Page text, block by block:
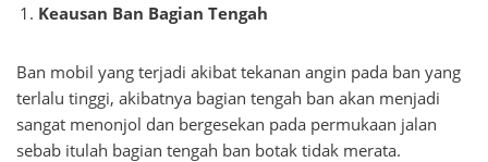
Keausan Ban Bagian Tengah
Ban mobil yang terjadi akibat tekanan angin pada ban yang
terlalu tinggi, akibatnya bagian tengah ban akan menjadi
sangat menonjol dan bergesekan pada permukaan jalan
sebab itulah bagian tengah ban botak tidak merata.